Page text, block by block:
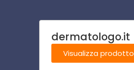
dermatologo.it
Visualizza prodotto